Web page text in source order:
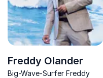
Freddy Olander
Big-Wave-Surfer Freddy